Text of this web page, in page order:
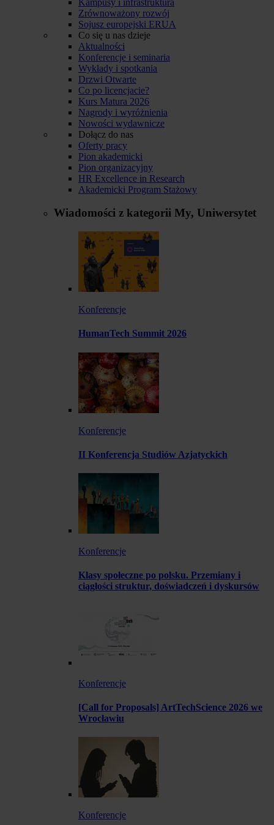
Zrównoważony rozwój
Sojusz europejski ERUA
Co się u nas dzieje
Aktualności
Konferencje i seminaria
Wykłady i spotkania
Drzwi Otwarte
Co po licencjacie?
Kurs Matura 2026
Nagrody i wyróżnienia
Nowości wydawnicze
Dołącz do nas
Oferty pracy
Pion akademicki
Pion organizacyjny
HR Excellence in Research
Akademicki Program Stażowy
Wiadomości z kategorii My, Uniwersytet
Konferencje
HumanTech Summit 2026
Konferencje
II Konferencja Studiów Azjatyckich
Konferencje
Klasy społeczne po polsku. Przemiany i
ciągłości struktur, doświadczeń i dyskursów
Konferencje
[Call for Proposals] ArtTechScience 2026 we
Wrocławiu
Konferencje